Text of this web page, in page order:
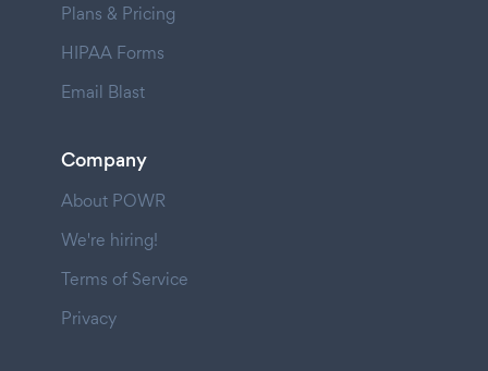
Plans & Pricing
HIPAA Forms
Email Blast
Company
About POWR
We're hiring!
Terms of Service
Privacy